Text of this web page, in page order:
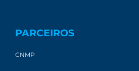
PARCEIROS
CNMP